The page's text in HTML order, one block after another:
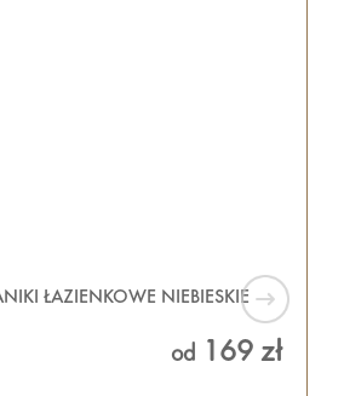
ŁAZIENKOWE NIEBIESKIE
od 169 zł